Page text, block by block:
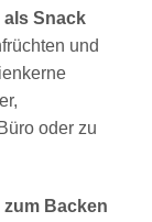
als Snack
und
oder zu
Backen